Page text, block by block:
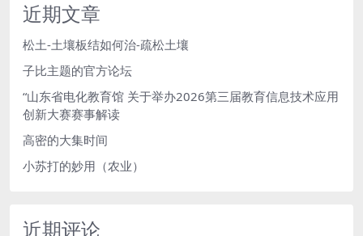
近期文章
松土-土壤板结如何治-疏松土壤
子比主题的官方论坛
“山东省电化教育馆 关于举办2026第三届教育信息技术应用
创新大赛赛事解读
高密的大集时间
小苏打的妙用（农业）
近期评论